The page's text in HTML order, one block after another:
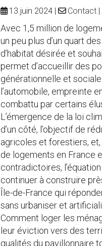
13 juin 2024 Contact
Avec 1,5 million de
un peu plus d’un quart
d’habitat désirée et
permet d’accueillir des
générationnelle et
l’automobile, empreinte
combattu par certains
L’émergence de la loi
d’un côté, l’objectif de
agricoles et forestiers,
de logements en France
contradictoires,
continuer à construire
Île-de-France qui
sans urbaniser et
Comment loger les
leur éviction vers des
qualités du pavillonnaire